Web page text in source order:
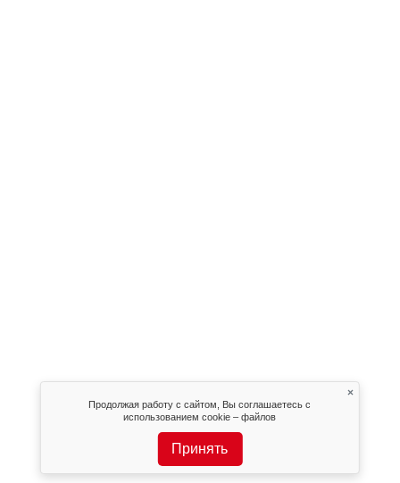
Продолжая работу с сайтом, Вы соглашаетесь с
использованием cookie – файлов
Принять
×